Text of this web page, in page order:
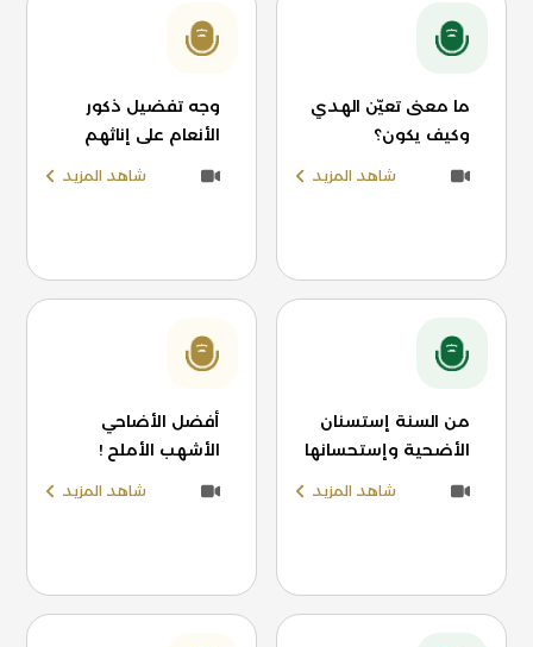
ما معنى تعيّن الهدي
وكيف يكون؟
شاهد المزيد
وجه تفضيل ذكور
الأنعام على إناثهم
شاهد المزيد
من السنة إستسنان
الأضحية وإستحسانها
شاهد المزيد
أفضل الأضاحي
الأشهب الأملح !
شاهد المزيد